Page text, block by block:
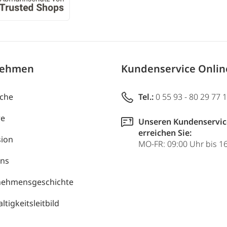
Kundenservice
Tel.: 0 55 93 - 80 29 77
Unseren
erreichen Sie:
MO-FR: 09:00 Uhr bis